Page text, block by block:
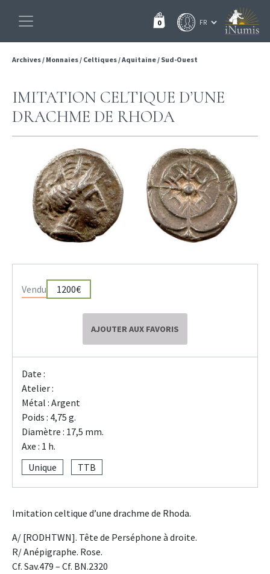
0
Archives/ Monnaies/ Celtiques/Aquitaine/ Sud-Ouest
IMITATION CELTIQUE D’UNE
DRACHME DE RHODA
Vendu 1200€
AJOUTER AUX FAVORIS
Date :
Atelier :
Métal : Argent
Poids : 4,75 g.
Diamètre : 17,5 mm.
Axe : 1 h.
Unique
TTB
Imitation celtique d’une drachme de Rhoda.
A/ [RODHTWN]. Tête de Perséphone à droite.
R/ Anépigraphe. Rose.
Cf. Sav.479 – Cf. BN.2320